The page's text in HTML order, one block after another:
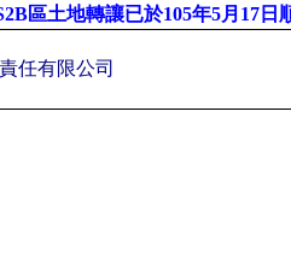
區土地轉讓已於105年5月17日
任有限公司